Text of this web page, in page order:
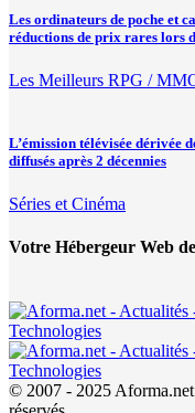
Les ordinateurs de poche et
réductions de prix rares lors
Les Meilleurs RPG /
L’émission télévisée dérivée
diffusés après 2 décennies
Séries et Cinéma
Votre Hébergeur Web
© 2007 - 2025